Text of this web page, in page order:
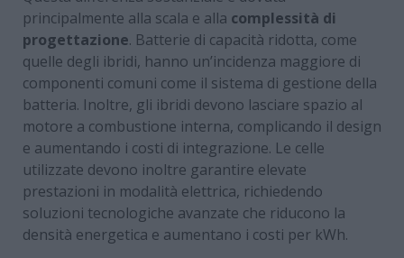
principalmente alla scala e alla complessità di
progettazione. Batterie di capacità ridotta, come
quelle degli ibridi, hanno un’incidenza maggiore di
componenti comuni come il sistema di gestione della
batteria. Inoltre, gli ibridi devono lasciare spazio al
motore a combustione interna, complicando il design
e aumentando i costi di integrazione. Le celle
utilizzate devono inoltre garantire elevate
prestazioni in modalità elettrica, richiedendo
soluzioni tecnologiche avanzate che riducono la
densità energetica e aumentano i costi per kWh.